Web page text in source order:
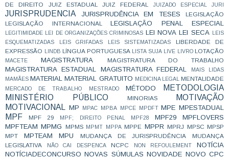
DE DIREITO
JUIZ ESTADUAL JUIZ FEDERAL JUIZADO ESPECIAL JURI
JURISPRUDENCIA JURISPRUDÊNCIA EM TESES
LEGISLAÇÃO
LEGISLAÇÃO INTERNACIONAL
LEGISLAÇÃO PENAL ESPECIAL
LEGITIMIDADE LEI DE ORGANIZAÇÕES CRIMINOSAS LEI NOVA LEI SECA
LEIS
ESQUEMATIZADAS
LEIS GRIFADAS LEIS SISTEMATIZADAS
LIBERDADE DE
EXPRESSÃO
LINDB LÍNGUA PORTUGUESA LISTA SUJA LIVE LIVRO LOTAÇÃO
MACETE MAGISTRATURA MAGISTRATURA DO TRABALHO
MAGISTRATURA ESTADUAL MAGISTRATURA FEDERAL
MAIS LIDAS
MAMÃES MATERIAL MATERIAL GRATUITO MEDICINA LEGAL MENTALIDADE
MERCADO DE TRABALHO MESTRADO MÉTODO
METODOLOGIA
MINISTÉRIO PÚBLICO
MINORIAS
MOTIVAÇÃO
MOTIVACIONAL
MP MPAC MPBA MPCE MPDFT MPE MPESTADUAL
MPF MPF 29 MPF; DIREITO PENAL MPF28 MPF29
MPFLOVERS
MPFTEAM MPMG MPMS MPMT MPPA MPPE MPPR MPRJ MPSC MPSP
MPT
MPTEAM MPU MUDANÇA DE JURISPRUDÊNCIA
MUDANÇA
LEGISLATIVA
NÃO CAI DESPENCA NCPC NON REFOULEMENT
NOTÍCIA
NOTÍCIADECONCURSO NOVAS SÚMULAS NOVIDADE NOVO CPC